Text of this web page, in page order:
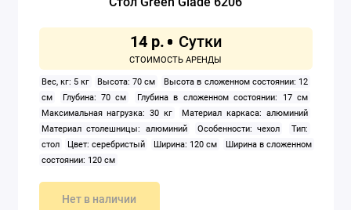
14 р.
Вес, кг: 5 кг Высота: 70 см
Высота в сложенном состоянии: 12
см
Глубина: 70 см
Глубина в сложенном состоянии: 17 см
Максимальная нагрузка: 30 кг
Материал каркаса: алюминий
Материал столешницы: алюминий
Особенности: чехол
Тип:
стол
Цвет: серебристый Ширина: 120 см
Ширина в сложенном
состоянии: 120 см
Нет в наличии